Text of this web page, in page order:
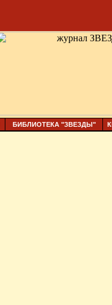
БИБЛИОТЕКА "ЗВЕЗДЫ"